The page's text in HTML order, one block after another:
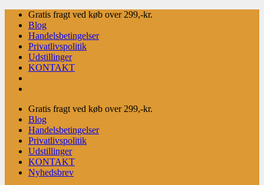
Fortsæt
indhold
Gratis fragt ved køb over 299,-kr.
Blog
Handelsbetingelser
Privatlivspolitik
Udstillinger
KONTAKT
Gratis fragt ved køb over 299,-kr.
Blog
Handelsbetingelser
Privatlivspolitik
Udstillinger
KONTAKT
Nyhedsbrev